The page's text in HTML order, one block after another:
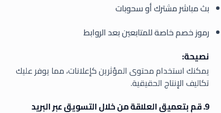
بث مباشر مشترك أو سحوبات
رموز خصم خاصة للمتابعين بعد الروابط
نصيحة:
يمكنك استخدام محتوى المؤثرين كإعلانات، مما يوفر عليك
تكاليف الإنتاج الحقيقية.
9. قم بتعميق العلاقة من خلال التسويق عبر البريد